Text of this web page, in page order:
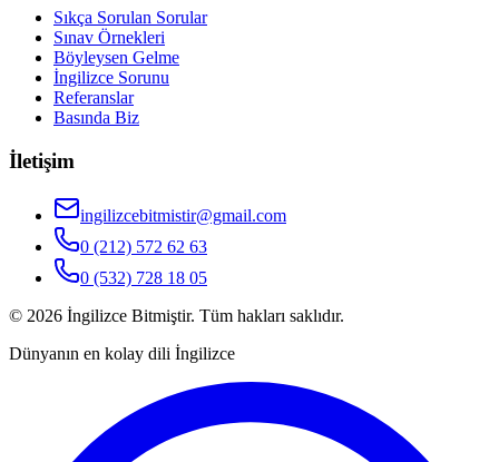
Sıkça Sorulan Sorular
Sınav Örnekleri
Böyleysen Gelme
İngilizce Sorunu
Referanslar
Basında Biz
İletişim
ingilizcebitmistir@gmail.com
0 (212) 572 62 63
0 (532) 728 18 05
© 2026 İngilizce Bitmiştir. Tüm hakları saklıdır.
Dünyanın en kolay dili İngilizce